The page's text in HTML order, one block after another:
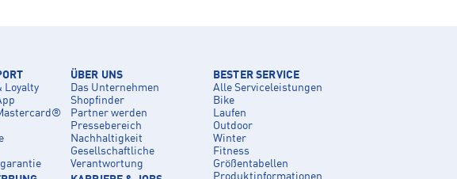
Loyalty
Mastercard®
ÜBER UNS
Das Unternehmen
Shopfinder
Partner werden
Pressebereich
Nachhaltigkeit
Gesellschaftliche
Verantwortung
BESTER SERVICE
Alle Serviceleistungen
Bike
Laufen
Outdoor
Winter
Fitness
Größentabellen